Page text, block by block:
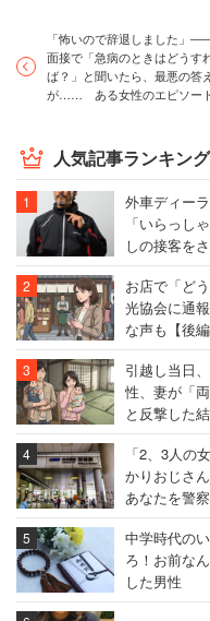
「怖いので辞退しました」
面接で「急病のときはどうす
ば？」と聞いたら、最悪の答え
が…… ある女性のエピソー
人気記事ランキング
外車ディー
「いらっし
しの接客を
お店で「ど
光協会に通
な声も【後編
引越し当日
性、妻が「
と反撃した
「2、3人の
かりおじさ
あなたを警
中学時代の
ろ！お前な
した男性